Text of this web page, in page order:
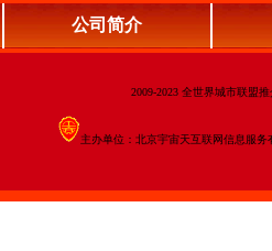
公司简介
2009-2023 全世界城市联盟
主办单位：北京宇宙天互联网信息服